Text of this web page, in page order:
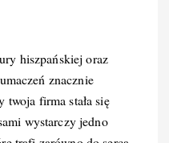
hiszpańskiej oraz
znacznie
twoja firma stała się
wystarczy jedno